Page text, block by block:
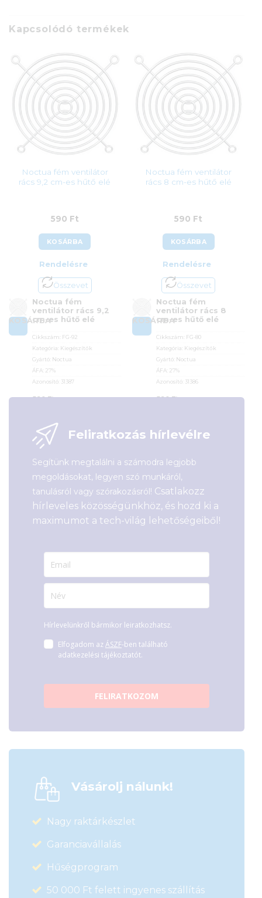
Kapcsolódó termékek
Noctua fém ventilátor
rács 9,2 cm-es hűtő elé
590 Ft
KOSÁRBA
Rendelésre
Összevet
KOSÁRBA
Noctua fém
ventilátor rács 9,2
cm-es hűtő elé
Cikkszám: FG-92
Kategória: Kiegészítők
Gyártó: Noctua
ÁFA: 27%
Azonosító: 31387
590Ft
Noctua fém ventilátor
rács 8 cm-es hűtő elé
590 Ft
KOSÁRBA
Rendelésre
Összevet
KOSÁRBA
Noctua fém
ventilátor rács 8
cm-es hűtő elé
Cikkszám: FG-80
Kategória: Kiegészítők
Gyártó: Noctua
ÁFA: 27%
Azonosító: 31386
590Ft
Feliratkozás hírlevélre
Segítünk megtalálni a számodra legjobb
megoldásokat, legyen szó munkáról,
tanulásról vagy szórakozásról! Csatlakozz
hírleveles közösségünkhöz, és hozd ki a
maximumot a tech-világ lehetőségeiből!
Hírlevelünkről bármikor leiratkozhatsz.
Elfogadom az ÁSZF-ben található
adatkezelési tájékoztatót.
FELIRATKOZOM
Vásárolj nálunk!
Nagy raktárkészlet
Garanciavállalás
Hűségprogram
50 000 Ft felett ingyenes szállítás